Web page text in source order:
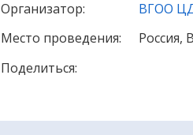
Организатор:
ВГОО
Место проведения:
Россия,
Поделиться: